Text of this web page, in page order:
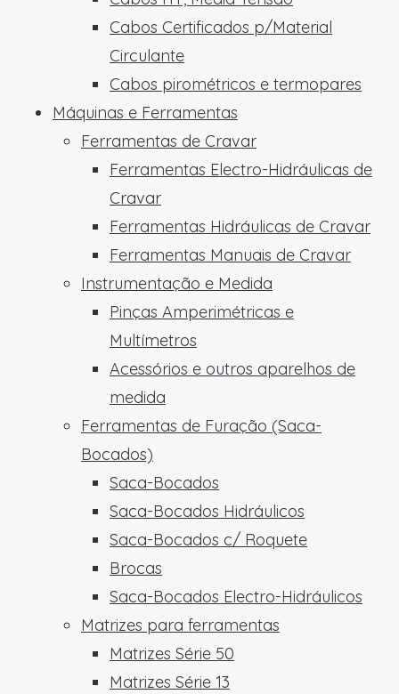
Cabos Certificados p/Material
Circulante
Cabos pirométricos e termopares
Máquinas e Ferramentas
Ferramentas de Cravar
Ferramentas Electro-Hidráulicas de
Cravar
Ferramentas Hidráulicas de Cravar
Ferramentas Manuais de Cravar
Instrumentação e Medida
Pinças Amperimétricas e
Multímetros
Acessórios e outros aparelhos de
medida
Ferramentas de Furação (Saca-
Bocados)
Saca-Bocados
Saca-Bocados Hidráulicos
Saca-Bocados c/ Roquete
Brocas
Saca-Bocados Electro-Hidráulicos
Matrizes para ferramentas
Matrizes Série 50
Matrizes Série 13